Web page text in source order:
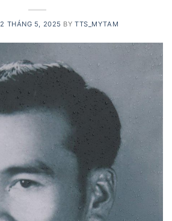
2 THÁNG 5, 2025 BYTTS_MYTAM